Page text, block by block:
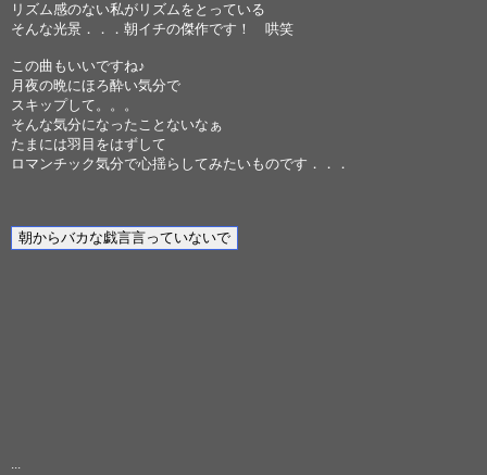
リズム感のない私がリズムをとっている
そんな光景．．．朝イチの傑作です！ 哄笑
この曲もいいですね♪
月夜の晩にほろ酔い気分で
スキップして。。。
そんな気分になったことないなぁ
たまには羽目をはずして
ロマンチック気分で心揺らしてみたいものです．．．
...